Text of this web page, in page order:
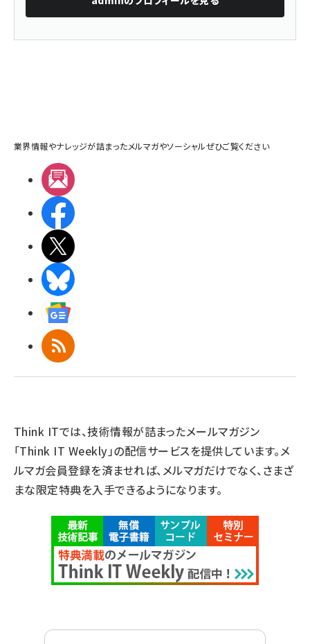
業界情報やナレッジが詰まったメルマガやソーシャルぜひご覧ください
RSS
Think ITでは、技術情報が詰まったメールマガジン
「Think IT Weekly」の配信サービスを提供しています。メ
ルマガ会員登録を済ませれば、メルマガだけでなく、さまざ
まな限定特典を入手できるようになります。